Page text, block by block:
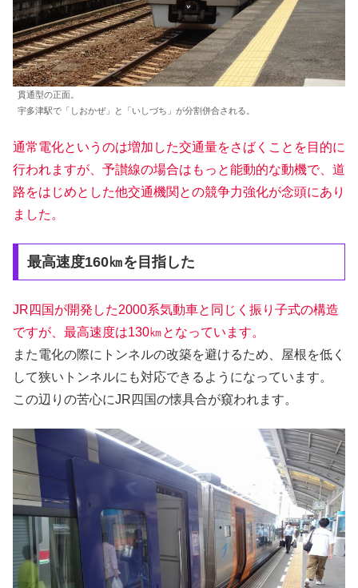
貫通型の正面。
宇多津駅で「しおかぜ」と「いしづち」が分割併合される。
通常電化というのは増加した交通量をさばくことを目的に
行われますが、予讃線の場合はもっと能動的な動機で、道
路をはじめとした他交通機関との競争力強化が念頭にあり
ました。
最高速度160㎞を目指した
JR四国が開発した2000系気動車と同じく振り子式の構造
ですが、最高速度は130㎞となっています。
また電化の際にトンネルの改築を避けるため、屋根を低く
して狭いトンネルにも対応できるようになっています。
この辺りの苦心にJR四国の懐具合が窺われます。